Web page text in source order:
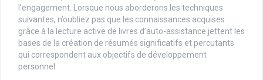
l’engagement. Lorsque nous aborderons les techniques
suivantes, n’oubliez pas que les connaissances acquises
grâce à la lecture active de livres d’auto-assistance jettent les
bases de la création de résumés significatifs et percutants
qui correspondent aux objectifs de développement
personnel.